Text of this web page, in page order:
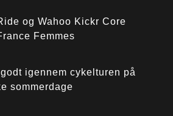
og Wahoo Kickr Core
Femmes
igennem cykelturen på
sommerdage